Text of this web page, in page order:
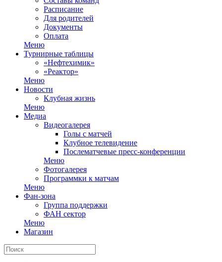
Расписание
Для родителей
Документы
Оплата
Меню
Турнирные таблицы
«Нефтехимик»
«Реактор»
Меню
Новости
Клубная жизнь
Меню
Медиа
Видеогалерея
Голы с матчей
Клубное телевидение
Послематчевые пресс-конференции
Меню
Фотогалерея
Программки к матчам
Меню
Фан-зона
Группа поддержки
ФАН сектор
Меню
Магазин